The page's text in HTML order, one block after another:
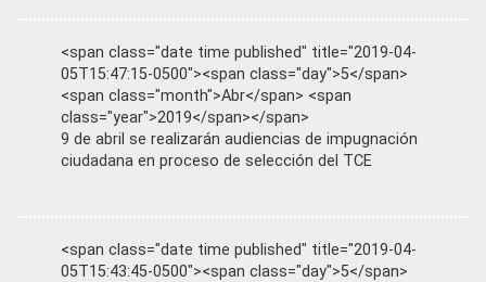
<span class="date time published" title="2019-04-
05T15:47:15-0500"><span class="day">5</span>
<span class="month">Abr</span> <span
class="year">2019</span></span>
9 de abril se realizarán audiencias de impugnación
ciudadana en proceso de selección del TCE
<span class="date time published" title="2019-04-
05T15:43:45-0500"><span class="day">5</span>